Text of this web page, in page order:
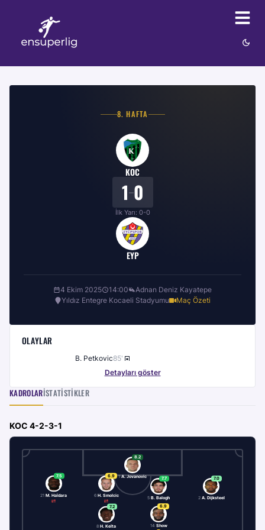
8. HAFTA
KOC
1–0
İlk Yarı: 0-0
EYP
4 Ekim 2025 14:00
Adnan Deniz Kayatepe
Yıldız Entegre Kocaeli Stadyumu
Maç Özeti
OLAYLAR
B. Petkovic85'
Detayları göster
KADROLARİSTATISTIKLER
KOC 4-2-3-1
8.2
1 A. Jovanovic 7.0
2 A. Dijksteel
7.7
5 B. Balogh
6.9
6 H. Smolcic
7.5
21 M. Haïdara
6.9
14 Show
7.2
8 H. Keïta